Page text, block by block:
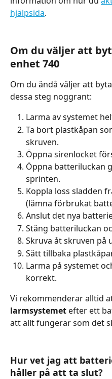
hjälpsida.
Om du väljer att
enhet 740
Om du ändå väljer att
dessa steg noggrant:
Larma av systemet
Ta bort plastkåpan
skruven.
Öppna sirenlocket
Öppna batteriluckan
sprinten.
Koppla loss sladden
(lämna förbrukat
Anslut det nya
Stäng batteriluckan
Skruva åt skruven på
Sätt tillbaka
Larma på systemet
korrekt.
Vi rekommenderar alltid
larmsystemet efter ett
att allt fungerar som det
Hur vet jag att
håller på att ta slut?